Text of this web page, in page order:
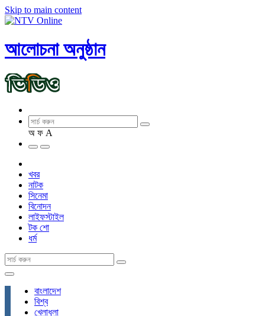
Skip to main content
আলোচনা অনুষ্ঠান
অ ফ A
খবর
নাটক
সিনেমা
বিনোদন
লাইফস্টাইল
টক শো
ধর্ম
বাংলাদেশ
বিশ্ব
খেলাধুলা